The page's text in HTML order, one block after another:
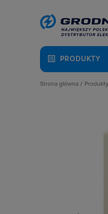
PRODUKTY
Strona główna
Produkty